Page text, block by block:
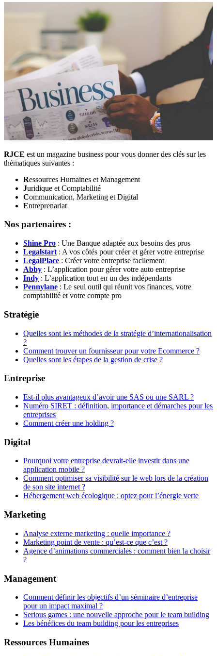
RJCE est un magazine business pour vous donner des clés sur les
thématiques suivantes :
Ressources Humaines et Management
Juridique et Comptabilité
Communication, Marketing et Digital
Entreprenariat
Nos partenaires :
Shine Pro : Une Banque adaptée aux besoins des pros
Legalstart : A vos côtés pour créer et gérer votre entreprise
LegalPlace : Créer votre entreprise facilement
Abby : L’application pour gérer votre auto entreprise
Indy : L’application tout en un des indépendants
Pennylane : Le seul outil qui réunit vos finances, votre
comptabilité et votre compte pro
Stratégie
Quelles sont les méthodes de la stratégie d’internationalisation
?
Comment trouver un fournisseur pour votre Ecommerce ?
Quelles sont les étapes de la gestion de crise ?
Entreprise
Est-il plus avantageux d’avoir une SAS ou une SARL ?
Numéro SIRET : définition, importance et démarches pour les
entreprises
Comment créer une holding ?
Digital
Pourquoi votre entreprise devrait-elle investir dans une
application mobile ?
Comment optimiser sa visibilité sur le web lors de la création
de son site internet ?
Hébergement web écologique : optez pour l’énergie verte
Marketing
Analyse externe marketing : quelle importance ?
Marketing point de vente : qu’est-ce que c’est ?
Agence d’animations commerciales : comment bien la choisir
?
Management
Comment définir les objectifs d’un séminaire d’entreprise
pour un impact maximal ?
Serious games : une nouvelle approche pour le team building
Les bénéfices du team building pour les entreprises
Ressources Humaines